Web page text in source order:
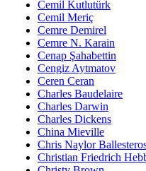
Cemil Kutlutürk
Cemil Meriç
Cemre Demirel
Cemre N. Karain
Cenap Şahabettin
Cengiz Aytmatov
Ceren Ceran
Charles Baudelaire
Charles Darwin
Charles Dickens
China Mieville
Chris Naylor
Christian Friedrich